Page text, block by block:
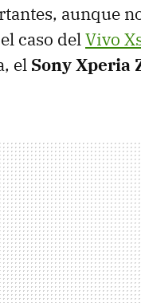
aunque
caso delVivo
el Sony Xperia